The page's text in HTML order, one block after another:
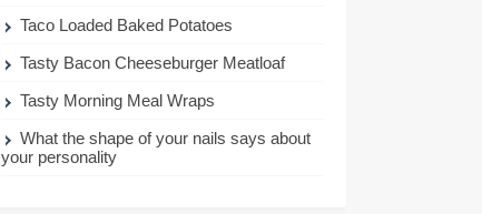
Taco Loaded Baked Potatoes
Tasty Bacon Cheeseburger Meatloaf
Tasty Morning Meal Wraps
What the shape of your nails says about
your personality